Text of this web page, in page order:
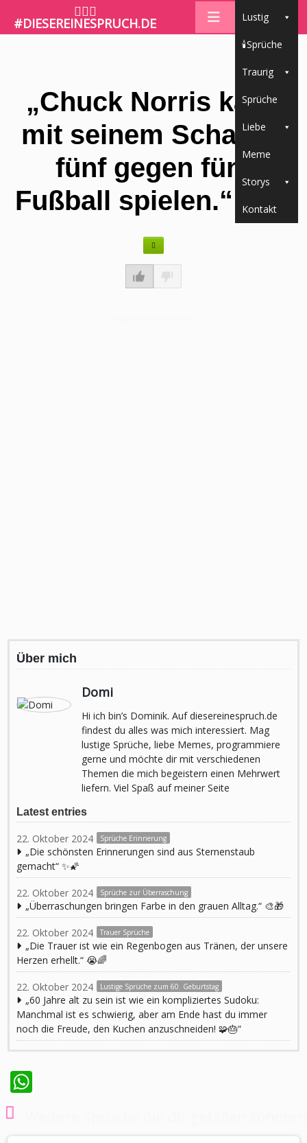
🤷🏼‍♀️
#DIESEREINESPRUCH.DE Lustig
🕯Sprüche
Traurig
Sprüche
Liebe
Meme
Storys
Kontakt
„Chuck Norris kann
mit seinem Schatten
fünf gegen fünf
Fußball spielen.“ ⚽👥
Über mich
Domi
Hi ich bin’s Dominik. Auf diesereinespruch.de
findest du alles was mich interessiert. Mag
lustige Sprüche, liebe Memes, programmiere
gerne und möchte dir mit verschiedenen
Themen die mich begeistern einen Mehrwert
liefern. Viel Spaß auf meiner Seite
Latest entries
22. Oktober 2024 Sprüche Erinnerung
„Die schönsten Erinnerungen sind aus Sternenstaub
gemacht“ ✨🌠
22. Oktober 2024 Sprüche zur Überraschung
„Überraschungen bringen Farbe in den grauen Alltag.“ 🎨🎁
22. Oktober 2024 Trauer Sprüche
„Die Trauer ist wie ein Regenbogen aus Tränen, der unsere
Herzen erhellt.“ 😭🌈
22. Oktober 2024 Lustige Sprüche zum 60. Geburtstag
„60 Jahre alt zu sein ist wie ein kompliziertes Sudoku:
Manchmal ist es schwierig, aber am Ende hast du immer
noch die Freude, den Kuchen anzuschneiden! 🧩🎂“